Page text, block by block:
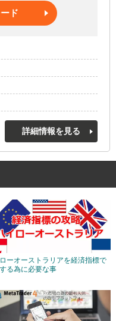
ド
詳細情報を見る
ーオーストラリアを経済指標で
る為に必要な事